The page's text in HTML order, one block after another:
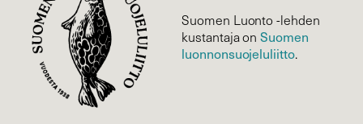
Suomen Luonto -lehden
kustantaja onSuomen
luonnonsuojelu­liitto.